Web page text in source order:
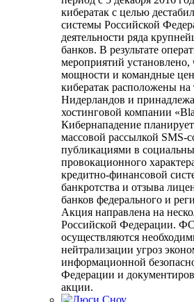
кибератак с целью
системы Российской
деятельности ряда
банков. В результате
мероприятий установлено,
мощности и командные
кибератак расположены на
Нидерландов и
хостинговой компании
Кибернападение
массовой рассылкой SMS-
публикациями в
провокационного
кредитно-финансовой
банкротства и отзыва
банков федерального и
Акция направлена на
Российской Федерации.
осуществляются
нейтрализации угроз
информационной
Федерации и
акции.